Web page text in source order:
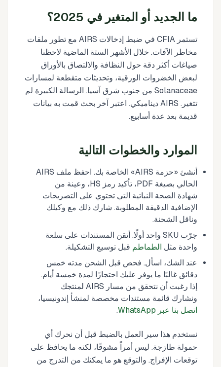
ما الجديد أو المتغير في 2025؟
تستمر CFIA في ضبط إدخالات AIRS مع تطور ملفات
مخاطر الآفات. خلال الأشهر الستة الماضية لاحظنا
صياغات أكثر دقة حول النظافة والالتصاق بالأوراق
لبعض الخضروات الورقية، وتحديثات متقطعة لمسارات
Solanaceae من جنوب شرق آسيا. الرسالة الكبيرة لم
تتغير. AIRS ديناميكي. اعتبر آخر بحث قمت به بيانات
قديمة بعد عدة أسابيع.
الموارد والخطوات التالية
أنشئ «حزمة AIRS» الخاصة بك. احفظ ملف AIRS
الحالي بصيغة PDF، تأكيد رمز HS، وعينة من
شهادة الصحة النباتية التي تحتوي على التصريحات
الإضافية الدقيقة المطلوبة. شارك ذلك مع وكيلك
وناقل الشحنة.
جرّب SKU واحد أولًا. أتقن المستندات على سلعة
واحدة مثل الطماطم قبل توسيع التشكيلة.
عند الشك، اسأل. فحص قبل الشحن مدته خمس
دقائق غالبًا ما يوفر عليك احتجازًا لمدة خمسة أيام.
إذا رغبت أن نتحقق من مسار AIRS لمنتجك
ونشارك قائمة مستندات مخصصة لمنشأ إندونيسيا،
اتصل بنا عبر WhatsApp
.
نستخدم هذا سير العمل بالضبط قبل أن نحرك أي
حمولة طازجة. ليس أمراً مشوقًا، لكنه ما يحافظ على
توقعات الإفراج. والتوقع هو ما يمكنك من التدرج من